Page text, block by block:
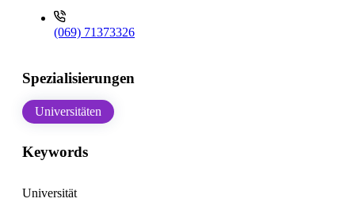
(069) 71373326
Spezialisierungen
Universitäten
Keywords
Universität